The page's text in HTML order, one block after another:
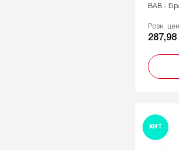
BAB -
Розн.
287,98
ХИТ